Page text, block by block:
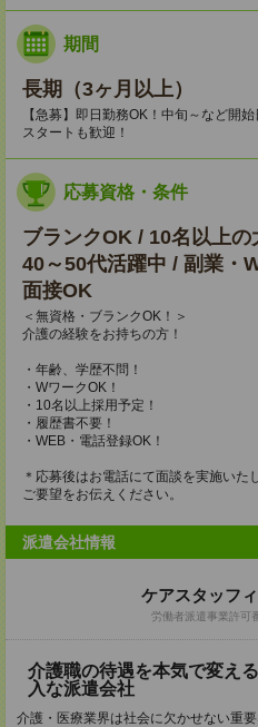
期間
長期（3ヶ月以上）
【急募】即日勤務OK！中旬～など
スタートも歓迎！
応募資格・条件
ブランクOK / 10名以上
40～50代活躍中 / 副業・
面接OK
＜無資格・ブランクOK！＞
介護の経験をお持ちの方！
・年齢、学歴不問！
・WワークOK！
・10名以上採用予定！
・履歴書不要！
・WEB・電話登録OK！
＊応募後はお電話にて面談を実施いた
ご要望をお伝えください。
派遣会社情報
ケアスタッフ
労働者派遣事業許可
介護職の待遇を本気で変え
入な派遣会社
介護・医療業界は社会に欠かせない重